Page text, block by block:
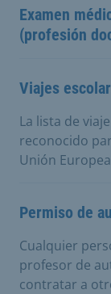
Examen
(profesión
Viajes
La lista de
reconocido
Unión
Permiso de
Cualquier
profesor de
contratar a